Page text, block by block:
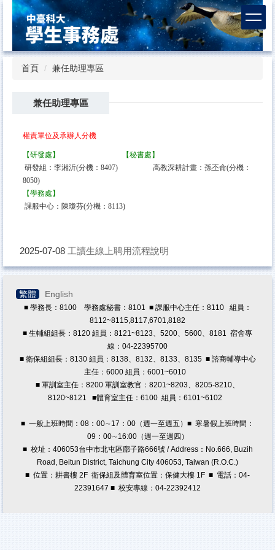
到
主
要
內
首頁 兼任助理專區
兼任助理專區
權責單位及承辦人分機
【研發處】
【秘書處】
研發組：李湘沂(分機：8407) 高教深耕計畫：孫丕侖(分機：
8050)
【學務處】
課服中心：陳瓊芬(分機：8113)
2025-07-08 工讀生線上聘用流程說明
繁體 English
■ 學務長：8100 學務處秘書：8101 ■ 課服中心主任：8110 組員：
8112~8115,8117,6701,8182
■ 生輔組組長：8120 組員：8121~8123、5200、5600、8181 宿舍專
線：04-22395700
■ 衛保組組長：8130 組員：8138、8132、8133、8135 ■ 諮商輔導中心
主任：6000 組員：6001~6010
■ 軍訓室主任：8200 軍訓室教官：8201~8203、8205-8210、
8120~8121
■體育室主任：6100 組員：6101~6102
■ 一般上班時間：08：00∼17：00（週一至週五）■ 寒暑假上班時間：
09：00∼16:00（週一至週四）
■ 校址：406053台中市北屯區廍子路666號 / Address：No.666, Buzih
Road, Beitun District, Taichung City 406053, Taiwan (R.O.C.)
■ 位置：耕書樓 2F 衛保組及體育室位置：保健大樓 1F ■ 電話：04-
22391647 ■ 校安專線：04-22392412